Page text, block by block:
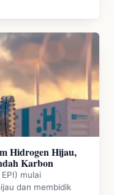
Hidrogen Hijau,
Karbon
mulai
dan membidik